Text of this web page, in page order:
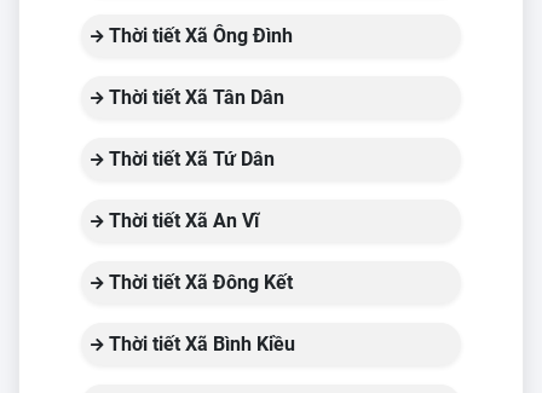
Thời tiết Xã Ông Đình
Thời tiết Xã Tân Dân
Thời tiết Xã Tứ Dân
Thời tiết Xã An Vĩ
Thời tiết Xã Đông Kết
Thời tiết Xã Bình Kiều